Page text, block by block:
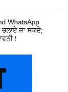
WhatsApp
ਚਲਾਏ ਜਾ ਸਕਦੇ;
!